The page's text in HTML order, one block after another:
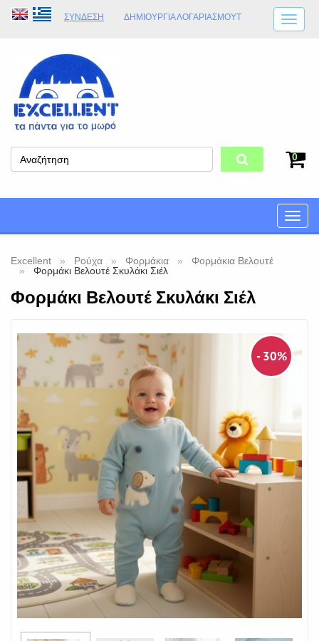
ΣΎΝΔΕΣΗ ΔΗΜΙΟΥΡΓΊΑ ΛΟΓΑΡΙΑΣΜΟΎT
ΩΡΆΡΙΟ ΚΑΤΑΣΤΉΜΑΤΟΣ
ΦΥΣΙΚΌ ΚΑΤΆΣΤΗΜΑ
0
Toggle
Excellent Ρούχα Φορμάκια
Φορμάκια Βελουτέ
Φορμάκι Βελουτέ Σκυλάκι Σιέλ
Φορμάκι Βελουτέ Σκυλάκι Σιέλ
- 30%